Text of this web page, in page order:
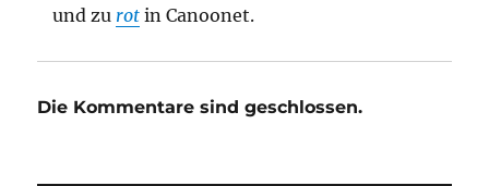
und zu rot in Canoonet.
Die Kommentare sind geschlossen.